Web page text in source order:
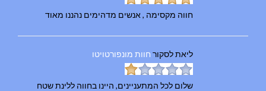
חווה מקסימה , אנשים מדהימים נהננו מאוד
ליאתלסקור חוות מונפורטויטו
שלום לכל המתעניינים, היינו בחווה ללינת שטח